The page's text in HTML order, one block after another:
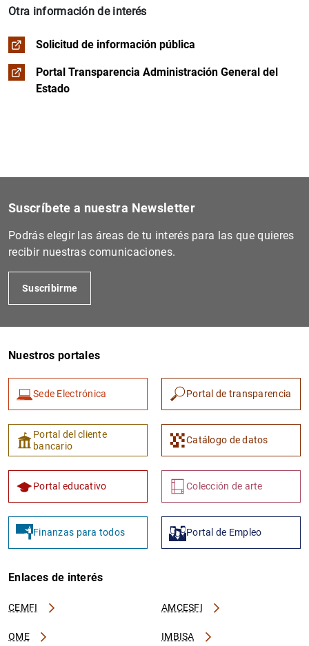
Otra información de interés
Solicitud de información pública
Portal Transparencia Administración General del
Estado
Suscríbete a nuestra Newsletter
Podrás elegir las áreas de tu interés para las que quieres
recibir nuestras comunicaciones.
Suscribirme
Nuestros portales
Sede Electrónica Portal de transparencia
Portal del cliente
bancario
Catálogo de datos
Portal educativo Colección de arte
Finanzas para todos Portal de Empleo
Enlaces de interés
CEMFI AMCESFI
OME IMBISA